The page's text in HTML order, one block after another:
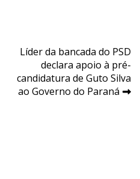
Líder da bancada do PSD
declara apoio à pré-
candidatura de Guto Silva
ao Governo do Paraná